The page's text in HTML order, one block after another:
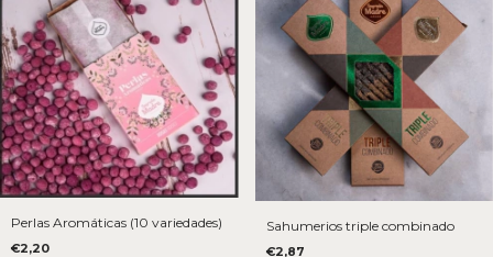
Perlas Aromáticas (10 variedades)
€2,20
Sahumerios triple combinado
€2,87